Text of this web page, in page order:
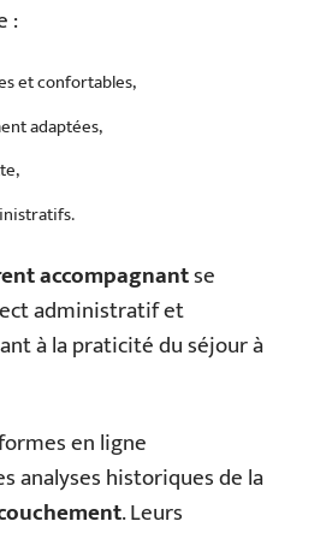
:
et confortables,
adaptées,
accompagnantse
administratif et
à la praticité du séjour à
en ligne
analyses historiques de la
. Leurs